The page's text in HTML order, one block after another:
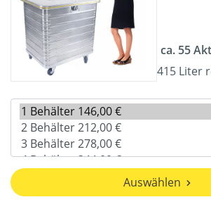
ca. 55
415 Liter
Auswählen